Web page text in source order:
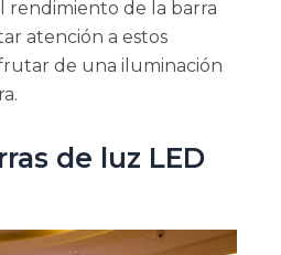
rendimiento de la barra
atención a estos
de una iluminación
de luz LED